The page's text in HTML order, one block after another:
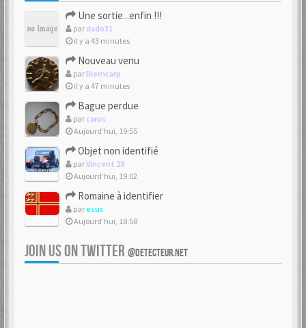
Une sortie...enfin !!!
par dado31
il y a 43 minutes
Nouveau venu
par Diemcarp
il y a 47 minutes
Bague perdue
par carus
Aujourd’hui, 19:55
Objet non identifié
parVincent 29
Aujourd’hui, 19:02
Romaine à identifier
paresus
Aujourd’hui, 18:58
JOIN US ON TWITTER @DETECTEUR.NET